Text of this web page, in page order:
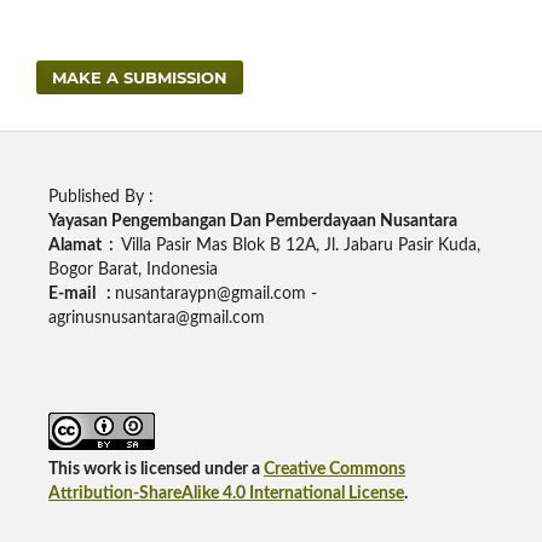
MAKE A SUBMISSION
Published By :
Yayasan Pengembangan Dan Pemberdayaan Nusantara
Alamat : Villa Pasir Mas Blok B 12A, Jl. Jabaru Pasir Kuda,
Bogor Barat, Indonesia
E-mail : nusantaraypn@gmail.com -
agrinusnusantara@gmail.com
This work is licensed under a Creative Commons
Attribution-ShareAlike 4.0 International License.